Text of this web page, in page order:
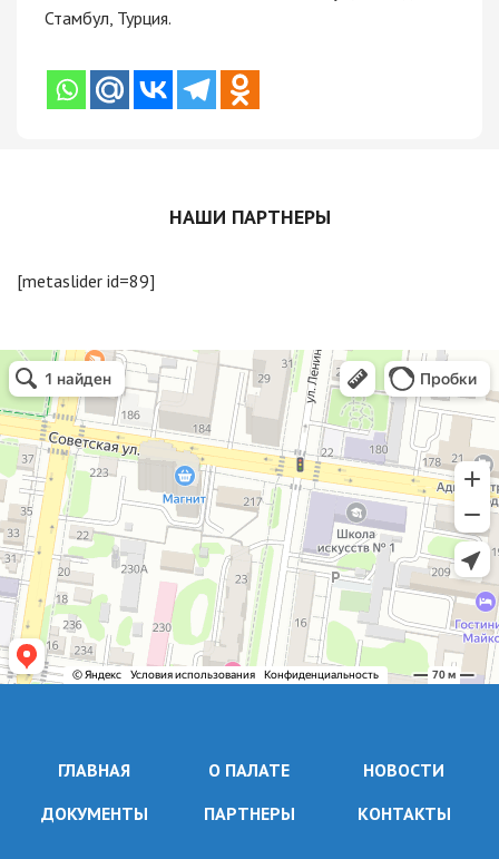
Стамбул, Турция.
НАШИ ПАРТНЕРЫ
[metaslider id=89]
ГЛАВНАЯ О ПАЛАТЕ
НОВОСТИ
ДОКУМЕНТЫ
ПАРТНЕРЫ КОНТАКТЫ